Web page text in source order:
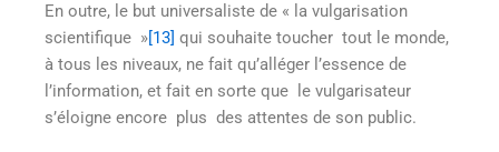
En outre, le but universaliste de « la vulgarisation
scientifique »[13] qui souhaite toucher tout le monde,
à tous les niveaux, ne fait qu’alléger l’essence de
l’information, et fait en sorte que le vulgarisateur
s’éloigne encore plus des attentes de son public.